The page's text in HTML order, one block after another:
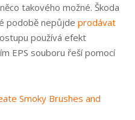
takového možné. Škoda
podobě nepůjde prodávat
používá efekt
EPS souboru řeší pomocí
Smoky Brushes and